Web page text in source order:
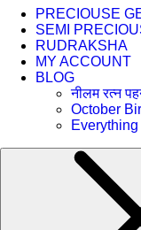
PRECIOUSE
SEMI
RUDRAKSHA
MY ACCOUNT
BLOG
नीलम रत्न
October